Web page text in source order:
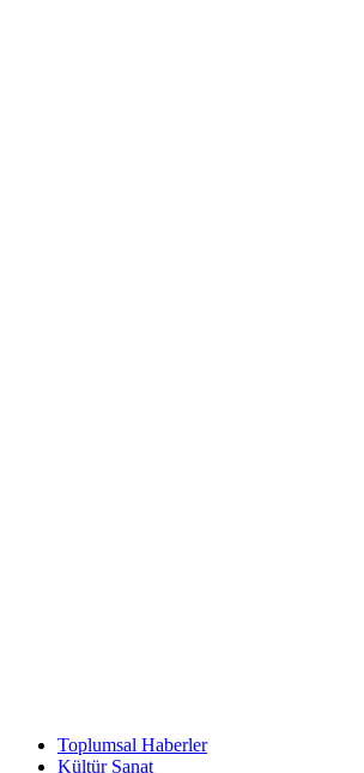
Toplumsal Haberler
Kültür Sanat